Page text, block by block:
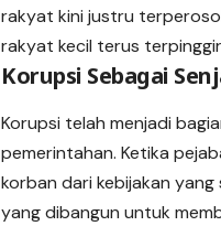
rakyat kini justru
rakyat kecil terus
Korupsi Sebagai
Korupsi telah menjadi
pemerintahan. Ketika
korban dari kebijakan
yang dibangun untuk